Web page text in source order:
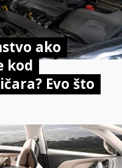
ako
kod
Evo što